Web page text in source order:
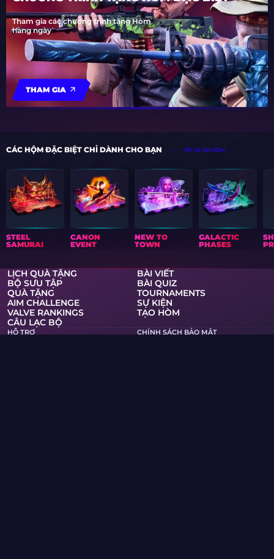
Tham gia các chương trình tặng Hòm
hàng ngày
THAM GIA
CÁC HỘM ĐẶC BIỆT CHỈ DÀNH CHO BẠN TẤT CẢ CÁC HỘM
STEEL
SAMURAI
CANON
EVENT
NEW TO
TOWN
GALACTIC
PHASES
LỊCH QUÀ TẶNG
BÀI VIẾT
BỘ SƯU TẬP
BÀI QUIZ
QUÀ TẶNG
TOURNAMENTS
AIM CHALLENGE
SỰ KIỆN
VALVE RANKINGS
TẠO HÒM
CÂU LẠC BỘ
HỖ TRỢ
CHÍNH SÁCH BẢO MẬT